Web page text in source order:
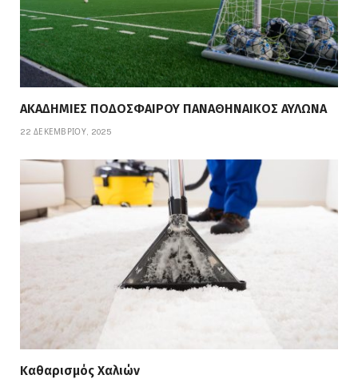
ΑΚΑΔΗΜΙΕΣ ΠΟΔΟΣΦΑΙΡΟΥ ΠΑΝΑΘΗΝΑΙΚΟΣ ΑΥΛΩΝΑ
22 ΔΕΚΕΜΒΡΊΟΥ, 2025
Καθαρισμός Χαλιών